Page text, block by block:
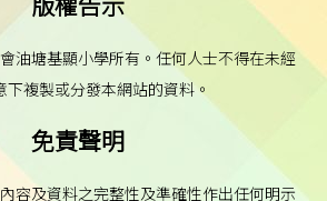
版權告示
油塘基顯小學所有。任何人士不得在未經
下複製或分發本網站的資料。
免責聲明
容及資料之完整性及準確性作出任何明示